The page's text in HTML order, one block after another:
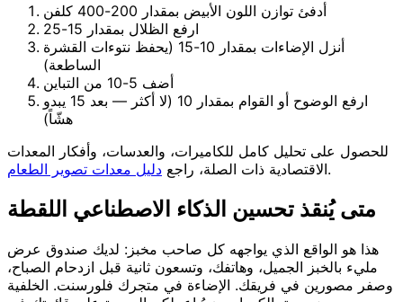
أدفئ توازن اللون الأبيض بمقدار 200-400 كلفن
ارفع الظلال بمقدار 15-25
أنزل الإضاءات بمقدار 10-15 (يحفظ نتوءات القشرة
الساطعة)
أضف 5-10 من التباين
ارفع الوضوح أو القوام بمقدار 10 (لا أكثر — بعد 15 يبدو
هشّاً)
للحصول على تحليل كامل للكاميرات، والعدسات، وأفكار المعدات
الاقتصادية ذات الصلة، راجع دليل معدات تصوير الطعام .
متى يُنقذ تحسين الذكاء الاصطناعي اللقطة
هذا هو الواقع الذي يواجهه كل صاحب مخبز: لديك صندوق عرض
مليء بالخبز الجميل، وهاتفك، وتسعون ثانية قبل ازدحام الصباح،
وصفر مصورين في فريقك. الإضاءة في متجرك فلورسنت. الخلفية